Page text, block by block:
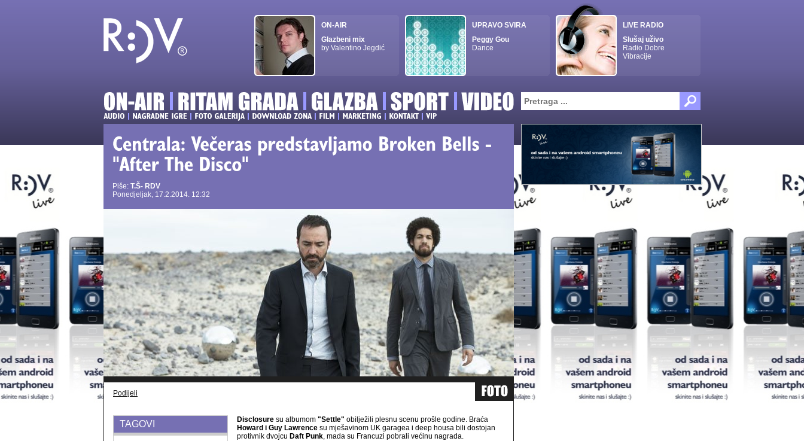
ON-AIR
Glazbeni mix
by Valentino Jegdić
UPRAVO SVIRA
Peggy Gou
Dance
LIVE RADIO
Slušaj uživo
Radio Dobre
Vibracije
Piše: T.Š- RDV
Ponedjeljak, 17.2.2014. 12:32
Podijeli
TAGOVI Disclosure su albumom "Settle" obilježili plesnu scenu prošle godine. Braća
Howard i Guy Lawrence su mješavinom UK garagea i deep housa bili dostojan
protivnik dvojcu Daft Punk, mada su Francuzi pobrali većinu nagrada.